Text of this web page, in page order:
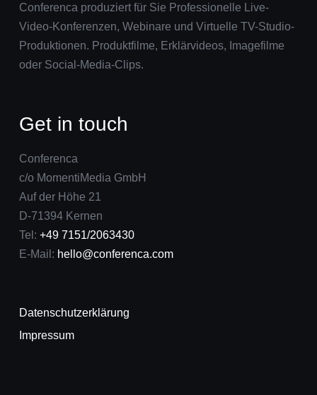
Conferenca produziert für Sie Professionelle Live-
Video-Konferenzen, Webinare und Virtuelle TV-Studio-
Produktionen. Produktfilme, Erklärvideos, Imagefilme
oder Social-Media-Clips.
Get in touch
Conferenca
c/o MomentiMedia GmbH
Auf der Höhe 21
D-71394 Kernen
Tel: +49 7151/2063430
E-Mail: hello@conferenca.com
Datenschutzerklärung
Impressum